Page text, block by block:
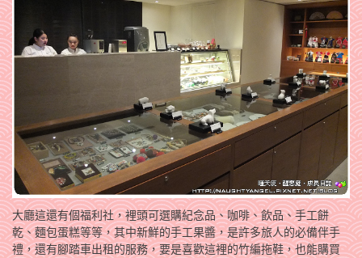
大廳這還有個福利社，裡頭可選購紀念品、咖啡、飲品、手工餅
乾、麵包蛋糕等等，其中新鮮的手工果醬，是許多旅人的必備伴手
禮，還有腳踏車出租的服務，要是喜歡這裡的竹編拖鞋，也能購買